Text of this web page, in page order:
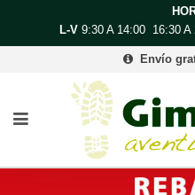
L-V9:30 A 14:00 16:30 A
Envío